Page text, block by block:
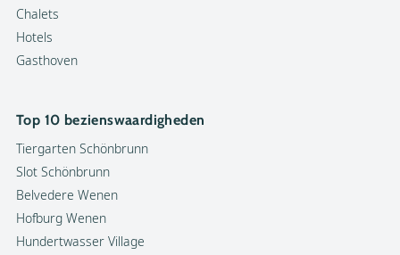
Chalets
Hotels
Gasthoven
Top 10 bezienswaardigheden
Tiergarten Schönbrunn
Slot Schönbrunn
Belvedere Wenen
Hofburg Wenen
Hundertwasser Village